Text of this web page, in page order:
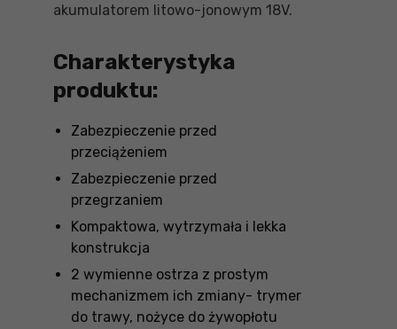
akumulatorem litowo-jonowym 18V.
Charakterystyka
produktu:
Zabezpieczenie przed
przeciążeniem
Zabezpieczenie przed
przegrzaniem
Kompaktowa, wytrzymała i lekka
konstrukcja
2 wymienne ostrza z prostym
mechanizmem ich zmiany- trymer
do trawy, nożyce do żywopłotu